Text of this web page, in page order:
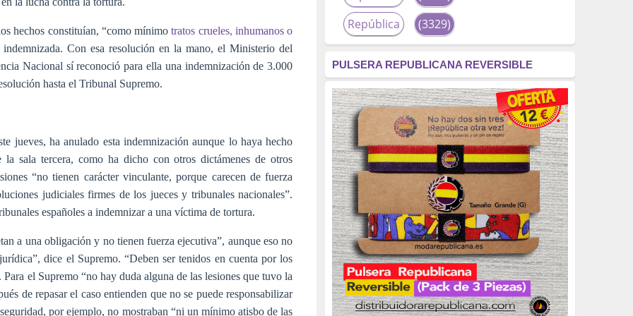
hechos constituían, “como mínimotratos crueles, inhumanos o
Con esa resolución en la mano, el Ministerio del
Nacional sí reconoció para ella una indemnización de 3.000
hasta el Tribunal Supremo.
jueves, ha anulado esta indemnización aunque lo haya hecho
sala tercera, como ha dicho con otros dictámenes de otros
“no tienen carácter vinculante, porque carecen de fuerza
judiciales firmes de los jueces y tribunales nacionales”.
españoles a indemnizar a una víctima de tortura.
a una obligación y no tienen fuerza ejecutiva”, aunque eso no
dice el Supremo. “Deben ser tenidos en cuenta por los
el Supremo “no hay duda alguna de las lesiones que tuvo la
de repasar el caso entienden que no se puede responsabilizar
por ejemplo, no mostraban “ni un mínimo atisbo de las
República
(3329)
fascismo
(2677)
tardofranquismo
(2320)
Actualidad
(2319)
monarquía
(2253)
borbones
(2176)
Cultura
(2163)
Guerra
(1674)
genocidio
(1234)
PULSERA REPUBLICANA REVERSIBLE